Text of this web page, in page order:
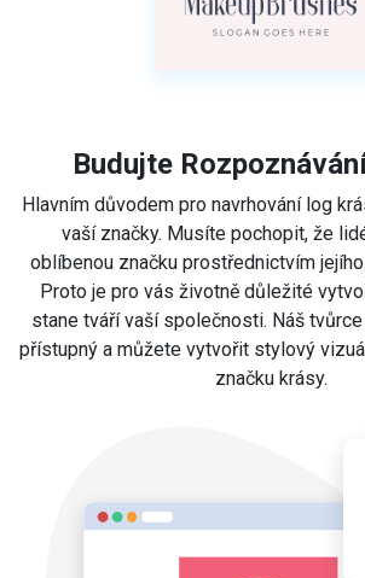
Budujte
Hlavním důvodem pro navrhování log
vaší značky. Musíte pochopit, že
oblíbenou značku prostřednictvím
Proto je pro vás životně důležité
stane tváří vaší společnosti. Náš
přístupný a můžete vytvořit stylový
značku krásy.